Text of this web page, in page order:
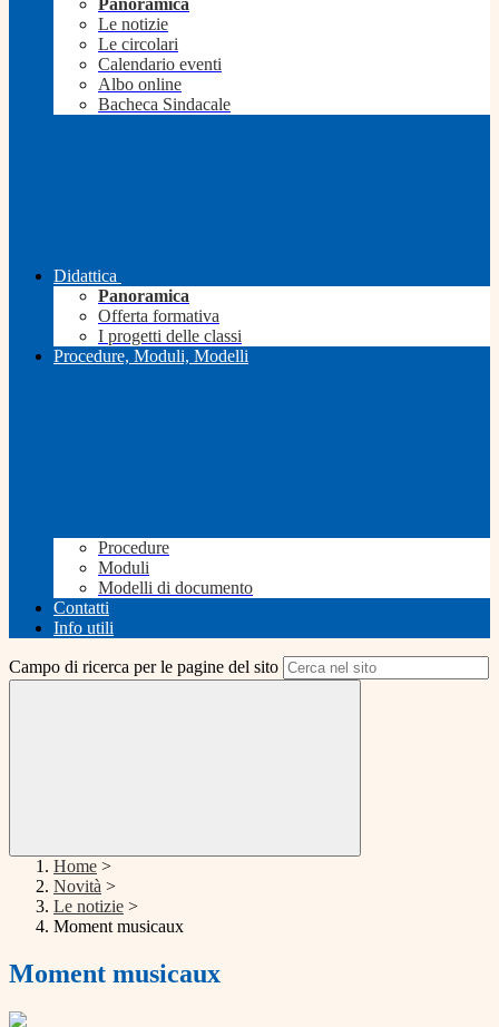
Panoramica
Le notizie
Le circolari
Calendario eventi
Albo online
Bacheca Sindacale
Didattica
Panoramica
Offerta formativa
I progetti delle classi
Procedure, Moduli, Modelli
Procedure
Moduli
Modelli di documento
Contatti
Info utili
Campo di ricerca per le pagine del sito
Home >
Novità >
Le notizie >
Moment musicaux
Moment musicaux